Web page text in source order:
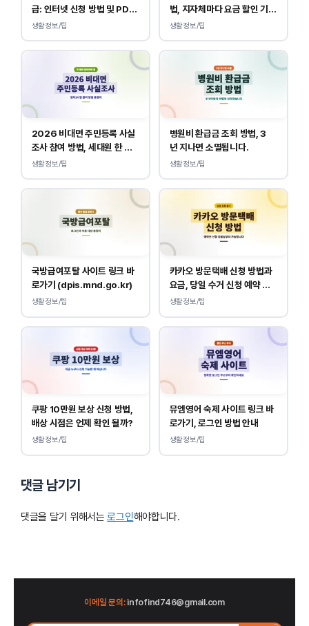
급: 인터넷 신청 방법 및 PDF
양식 출력
생활정보/팁
법, 지자체마다 요금 할인 기준
이 다릅니다.
생활정보/팁
2026 비대면 주민등록 사실
조사 참여 방법, 세대원 한 명
만 하면 됩니다.
생활정보/팁
병원비 환급금 조회 방법, 3
년 지나면 소멸됩니다.
생활정보/팁
국방급여포탈 사이트 링크 바
로가기 (dpis.mnd.go.kr)
생활정보/팁
카카오 방문택배 신청 방법과
요금, 당일 수거 신청 예약 안
내
생활정보/팁
쿠팡 10만원 보상 신청 방법,
배상 시점은 언제 확인 될까?
생활정보/팁
뮤엠영어 숙제 사이트 링크 바
로가기, 로그인 방법 안내
생활정보/팁
댓글 남기기
댓글을 달기 위해서는로그인해야합니다.
이메일 문의:infofind746@gmail.com